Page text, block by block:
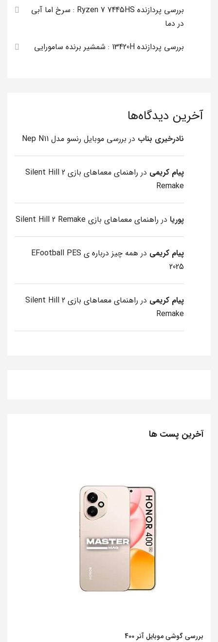
بررسی پردازنده Ryzen 7 7445HS : سرخ اما آبی
در دما
بررسی پردازنده 13420H : شمشیر برنده سامورایی
آخرین دیدگاه‌ها
نادرخیری بناب در بررسی موبایل رنسو مدل Nep N11
پیام کریمی در
راهنمای معماهای بازی Silent Hill 2
Remake
پوریا در راهنمای معماهای بازی Silent Hill 2 Remake
پیام کریمی در
همه چیز درباره ی EFootball PES
2025
پیام کریمی در
راهنمای معماهای بازی Silent Hill 2
Remake
آخرین پست ها
بررسی گوشی موبایل آنر 400